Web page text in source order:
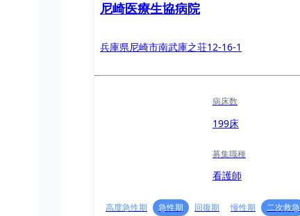
尼崎医療生協病院
兵庫県尼崎市南武庫之荘12-16-1
病床数
199床
募集職種
看護師
高度急性期 急性期 回復期 慢性期
二次救急